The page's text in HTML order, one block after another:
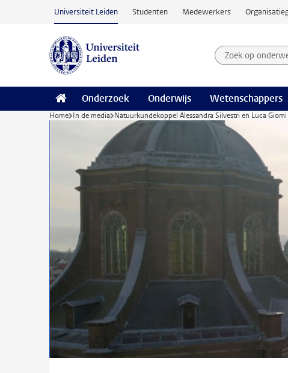
Ga naar hoofdinhoud
Universiteit Leiden Studenten Medewerkers
Zoek op
Zoekterm
Onderzoek Onderwijs Wetenschappers
Home In de media Natuurkundekoppel Alessandra Silvestri en Luca